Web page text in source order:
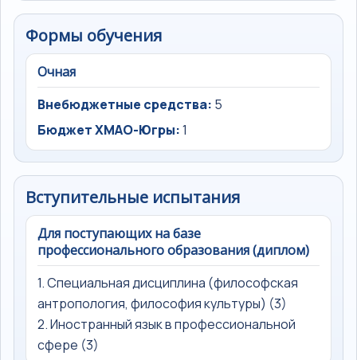
Формы обучения
Очная
Внебюджетные средства: 5
Бюджет ХМАО-Югры:1
Вступительные испытания
Для поступающих на базе
профессионального образования (диплом)
1. Специальная дисциплина (философская
антропология, философия культуры) (3)
2. Иностранный язык в профессиональной
сфере (3)